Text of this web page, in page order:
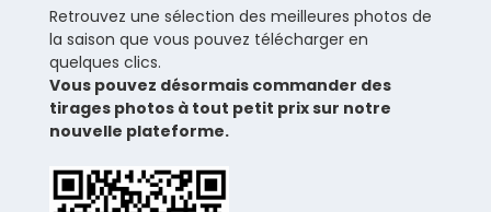
Retrouvez une sélection des meilleures photos de
la saison que vous pouvez télécharger en
quelques clics.
Vous pouvez désormais commander des
tirages photos à tout petit prix sur notre
nouvelle plateforme.